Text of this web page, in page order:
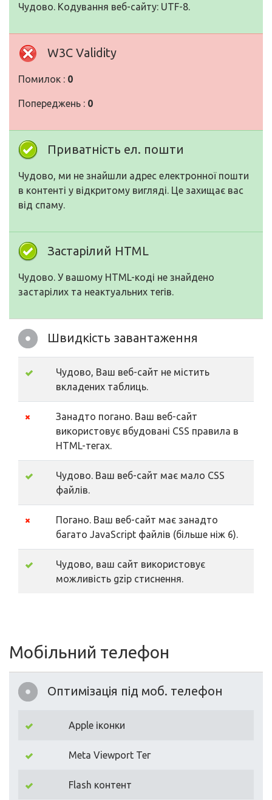
Чудово. Кодування веб-сайту: UTF-8.
W3C Validity
Помилок : 0
Попереджень : 0
Приватність ел. пошти
Чудово, ми не знайшли адрес електронної пошти
в контенті у відкритому вигляді. Це захищає вас
від спаму.
Застарілий HTML
Чудово. У вашому HTML-коді не знайдено
застарілих та неактуальних тегів.
Швидкість завантаження
Чудово, Ваш веб-сайт не містить
вкладених таблиць.
Занадто погано. Ваш веб-сайт
використовує вбудовані CSS правила в
HTML-тегах.
Чудово. Ваш веб-сайт має мало CSS
файлів.
Погано. Ваш веб-сайт має занадто
багато JavaScript файлів (більше ніж 6).
Чудово, ваш сайт використовує
можливість gzip стиснення.
Мобільний телефон
Оптимізація під моб. телефон
Apple іконки
Meta Viewport Тег
Flash контент